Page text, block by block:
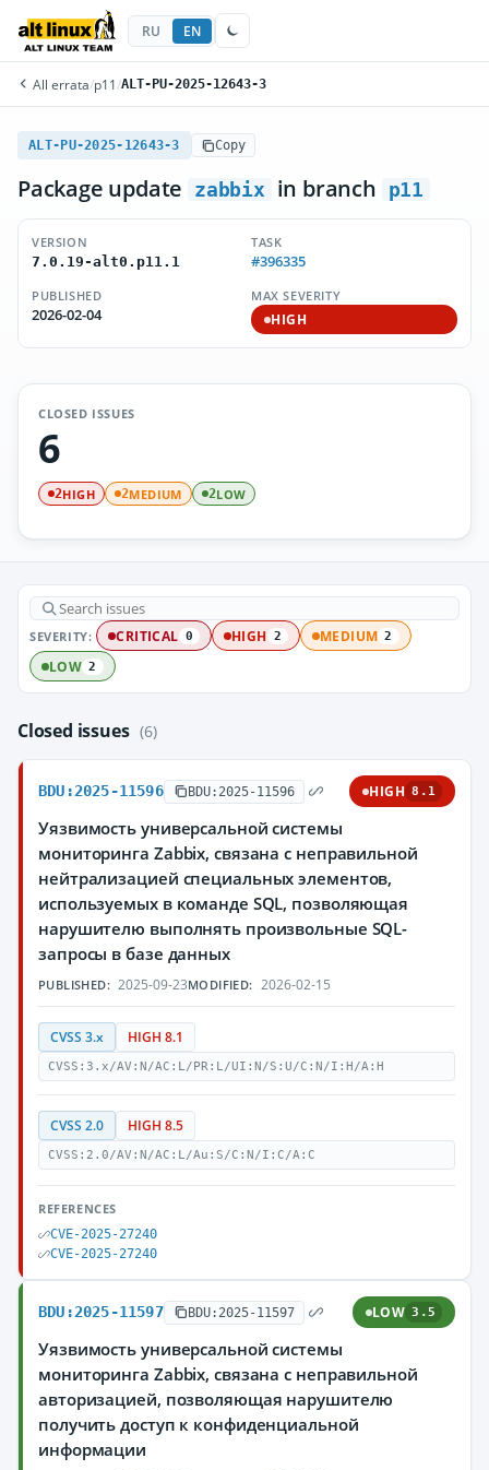
RU EN
All errata/p11 /ALT-PU-2025-12643-3
ALT-PU-2025-12643-3 Copy
Package update zabbix in branch p11
VERSION
7.0.19-alt0.p11.1
TASK
#396335
PUBLISHED
2026-02-04
MAX SEVERITY
HIGH
CLOSED ISSUES
6
2HIGH 2MEDIUM 2LOW
SEVERITY: CRITICAL 0 HIGH 2 MEDIUM 2
LOW 2
Closed issues (6)
BDU:2025-11596 BDU:2025-11596 HIGH 8.1
Уязвимость универсальной системы
мониторинга Zabbix, связана с неправильной
нейтрализацией специальных элементов,
используемых в команде SQL, позволяющая
нарушителю выполнять произвольные SQL-
запросы в базе данных
PUBLISHED: 2025-09-23MODIFIED: 2026-02-15
CVSS 3.x HIGH 8.1
CVSS:3.x/AV:N/AC:L/PR:L/UI:N/S:U/C:N/I:H/A:H
CVSS 2.0 HIGH 8.5
CVSS:2.0/AV:N/AC:L/Au:S/C:N/I:C/A:C
REFERENCES
CVE-2025-27240
CVE-2025-27240
BDU:2025-11597 BDU:2025-11597 LOW 3.5
Уязвимость универсальной системы
мониторинга Zabbix, связана с неправильной
авторизацией, позволяющая нарушителю
получить доступ к конфиденциальной
информации